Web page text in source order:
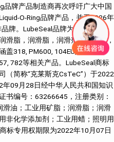
品牌产品制造商再次呼吁广大中国
O-Ring品牌产品，并于2026年
牌。LubeSeal品牌为克莱斯克
滑脂，润滑脂，润滑剂，密封剂，
318, PM600, 104EU, 304EU,
782等相关产品。LubeSeal商标
（简称“克莱斯克CsTeC”）于2022
09月28日经中华人民共和国知识
书编号：63266645，注册类别：
油；工业用矿脂；润滑脂；润滑
非化学添加剂；工业用蜡；照明用
标专用权期限为2022年10月07日